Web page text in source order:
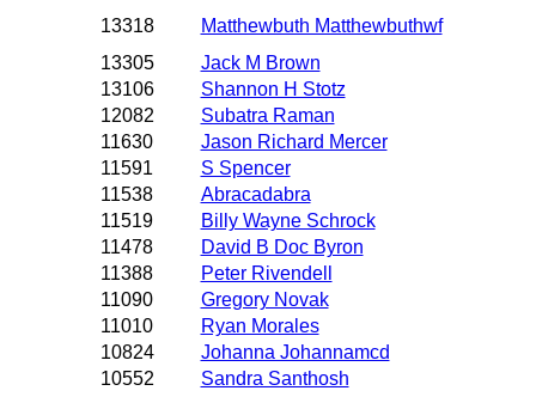
13318
Matthewbuth Matthewbuthwf
13305
Jack M Brown
13106
Shannon H Stotz
12082
Subatra Raman
11630
Jason Richard Mercer
11591
S Spencer
11538
Abracadabra
11519
Billy Wayne Schrock
11478
David B Doc Byron
11388
Peter Rivendell
11090
Gregory Novak
11010
Ryan Morales
10824
Johanna Johannamcd
10552
Sandra Santhosh